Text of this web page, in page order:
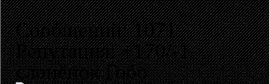
Сообщений: 1071
Репутация: +170/-1
слонёнок Гобо